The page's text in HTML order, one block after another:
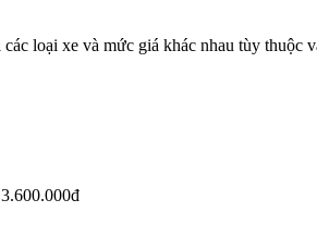
loại xe và mức giá khác nhau tùy